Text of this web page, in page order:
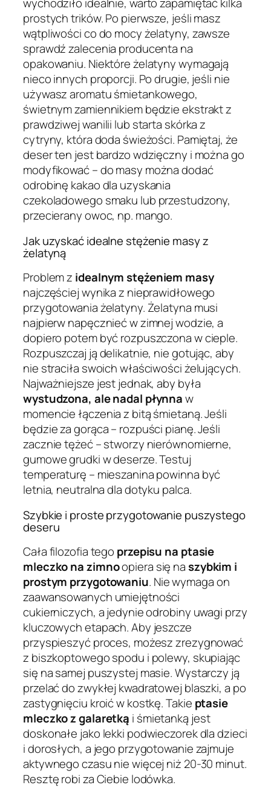
wychodziło idealnie, warto zapamiętać kilka
prostych trików. Po pierwsze, jeśli masz
wątpliwości co do mocy żelatyny, zawsze
sprawdź zalecenia producenta na
opakowaniu. Niektóre żelatyny wymagają
nieco innych proporcji. Po drugie, jeśli nie
używasz aromatu śmietankowego,
świetnym zamiennikiem będzie ekstrakt z
prawdziwej wanilii lub starta skórka z
cytryny, która doda świeżości. Pamiętaj, że
deser ten jest bardzo wdzięczny i można go
modyfikować – do masy można dodać
odrobinę kakao dla uzyskania
czekoladowego smaku lub przestudzony,
przecierany owoc, np. mango.
Jak uzyskać idealne stężenie masy z
żelatyną
Problem z idealnym stężeniem masy
najczęściej wynika z nieprawidłowego
przygotowania żelatyny. Żelatyna musi
najpierw napęcznieć w zimnej wodzie, a
dopiero potem być rozpuszczona w cieple.
Rozpuszczaj ją delikatnie, nie gotując, aby
nie straciła swoich właściwości żelujących.
Najważniejsze jest jednak, aby była
wystudzona, ale nadal płynnaw
momencie łączenia z bitą śmietaną. Jeśli
będzie za gorąca – rozpuści pianę. Jeśli
zacznie tężeć – stworzy nierównomierne,
gumowe grudki w deserze. Testuj
temperaturę – mieszanina powinna być
letnia, neutralna dla dotyku palca.
Szybkie i proste przygotowanie puszystego
deseru
Cała filozofia tego przepisu na ptasie
mleczko na zimnoopiera się naszybkim i
prostym przygotowaniu. Nie wymaga on
zaawansowanych umiejętności
cukierniczych, a jedynie odrobiny uwagi przy
kluczowych etapach. Aby jeszcze
przyspieszyć proces, możesz zrezygnować
z biszkoptowego spodu i polewy, skupiając
się na samej puszystej masie. Wystarczy ją
przelać do zwykłej kwadratowej blaszki, a po
zastygnięciu kroić w kostkę. Takie ptasie
mleczko z galaretką i śmietanką jest
doskonałe jako lekki podwieczorek dla dzieci
i dorosłych, a jego przygotowanie zajmuje
aktywnego czasu nie więcej niż 20-30 minut.
Resztę robi za Ciebie lodówka.